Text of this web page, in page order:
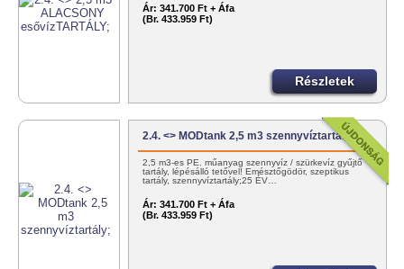
Ár: 341.700 Ft + Áfa
(Br. 433.959 Ft)
Részletek
2.4. <> MODtank 2,5 m3 szennyvíztartály;
2,5 m3-es PE. műanyag szennyvíz / szürkevíz gyűjtő
tartály, lépésálló tetővel! Emésztőgödör, szeptikus
tartály, szennyvíztartály;25 ÉV…
Ár: 341.700 Ft + Áfa
(Br. 433.959 Ft)